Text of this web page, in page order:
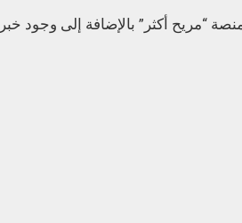
“مريح أكثر” بالإضافة إلى وجود